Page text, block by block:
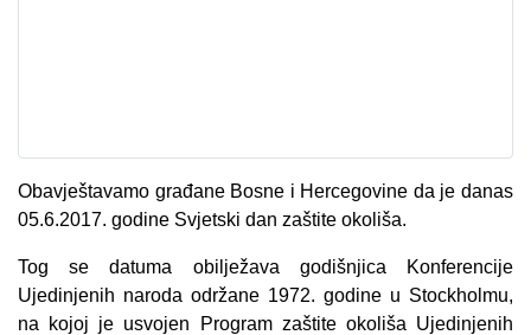
Obavještavamo građane Bosne i Hercegovine da je danas
05.6.2017. godine Svjetski dan zaštite okoliša.
Tog se datuma obilježava godišnjica Konferencije
Ujedinjenih naroda održane 1972. godine u Stockholmu,
na kojoj je usvojen Program zaštite okoliša Ujedinjenih